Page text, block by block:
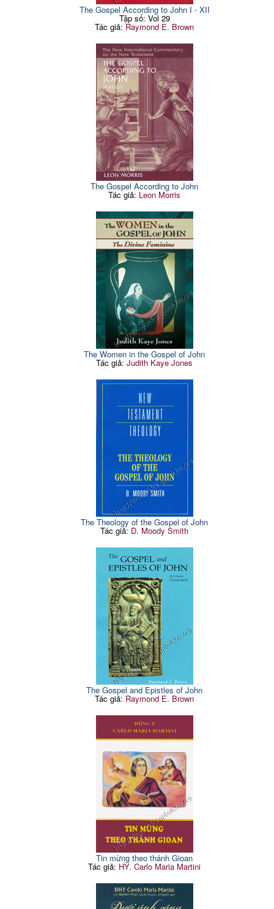
The Gospel According to John I - XII
Tập số: Vol 29
Tác giả:Raymond E. Brown
The Gospel According to John
Tác giả: Leon Morris
The Women in the Gospel of John
Tác giả:Judith Kaye Jones
The Theology of the Gospel of John
Tác giả: D. Moody Smith
The Gospel and Epistles of John
Tác giả: Raymond E. Brown
Tin mừng theo thánh Gioan
Tác giả: HY. Carlo Maria Martini